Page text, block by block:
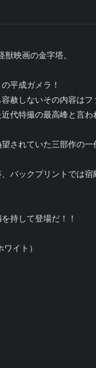
映画の金字塔。
平成ガメラ！
赦しないその内容はフ
代特撮の最高峰と言わ
されていた三部作の
バックプリントでは
持して登場だ！！
イト）